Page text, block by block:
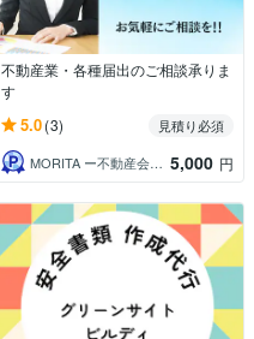
不動産業・各種届出のご相談承りま
す
5.0(3)
見積り必須
MORITA ー不動産会社在籍中｜取引士
5,000 円